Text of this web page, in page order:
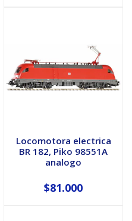
Locomotora electrica
BR 182, Piko 98551A
analogo
$81.000